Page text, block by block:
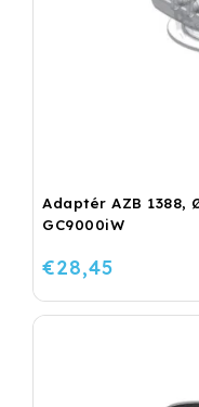
Adaptér AZB 1388,
GC9000iW
€28,45